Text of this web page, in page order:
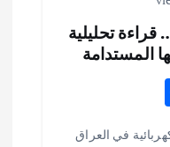
قراءة تحليلية
المستدامة
S
h
في العراق